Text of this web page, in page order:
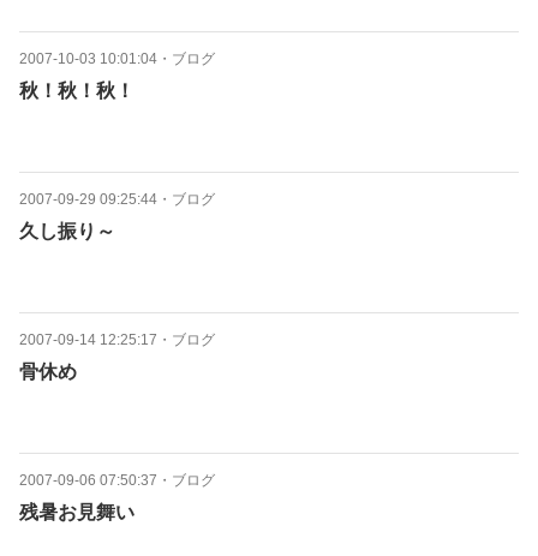
2007-10-03 10:01:04 ・ ブログ
秋！秋！秋！
2007-09-29 09:25:44 ・ ブログ
久し振り～
2007-09-14 12:25:17 ・ ブログ
骨休め
2007-09-06 07:50:37 ・ ブログ
残暑お見舞い